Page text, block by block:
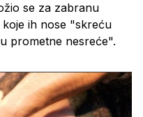
se za zabranu
koje ih nose "skreću
prometne nesreće".